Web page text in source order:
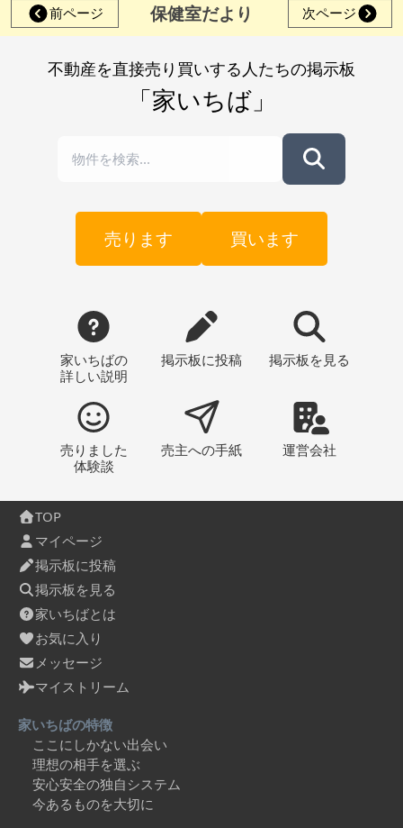
前ページ 保健室だより 次ページ
不動産を直接売り買いする人たちの掲示板
「家いちば」
売ります 買います
家いちばの
詳しい説明
掲示板に投稿 掲示板 を見る
売りました
体験談
売主への手紙 運営会社
TOP
マイページ
掲示板に投稿
掲示板を見る
家いちばとは
お気に入り
メッセージ
マイストリーム
家いちばの特徴
ここにしかない出会い
理想の相手を選ぶ
安心安全の独自システム
今あるものを大切に